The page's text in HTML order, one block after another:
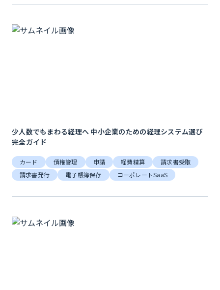
少人数でもまわる経理へ 中小企業のための経理システム選び
完全ガイド
カード 債権管理 申請 経費精算
請求書受取
請求書発行
電子帳簿保存 コーポレートSaaS